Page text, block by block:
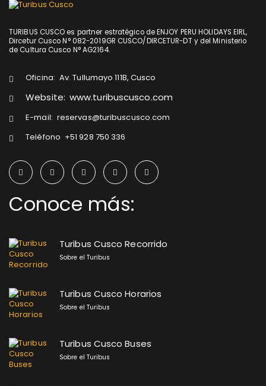
TURIBUS CUSCO es partner estratégico de ENJOY PERU HOLIDAYS EIRL,
Dircetur Cusco N° 082-2019GR CUSCO/DIRCETUR-DT y del Ministerio
de Cultura Cusco N° AG2164.
Oficina: Av. Tullumayo 111B, Cusco
Website: www.turibuscusco.com
E-mail: reservas@turibuscusco.com
Teléfono +51 928 750 336
Conoce más:
Turibus Cusco Recorrido
Sobre el Turibus
Turibus Cusco Horarios
Sobre el Turibus
Turibus Cusco Buses
Sobre el Turibus